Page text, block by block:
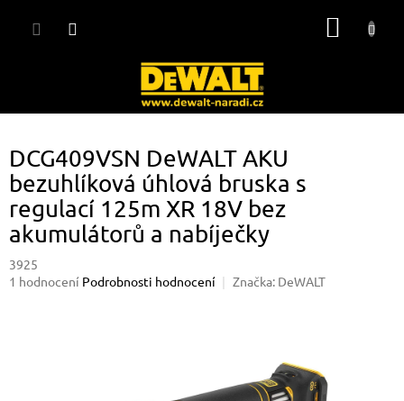
DCG409VSN DeWALT AKU
bezuhlíková úhlová bruska s
regulací 125m XR 18V bez
akumulátorů a nabíječky
3925
Průměrné
1 hodnocení Podrobnosti hodnocení Značka: DeWALT